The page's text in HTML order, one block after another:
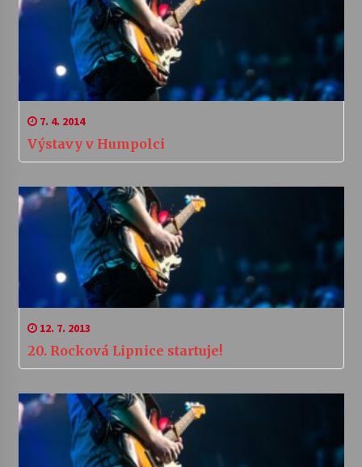
7. 4. 2014
Výstavy v Humpolci
12. 7. 2013
20. Rocková Lipnice startuje!